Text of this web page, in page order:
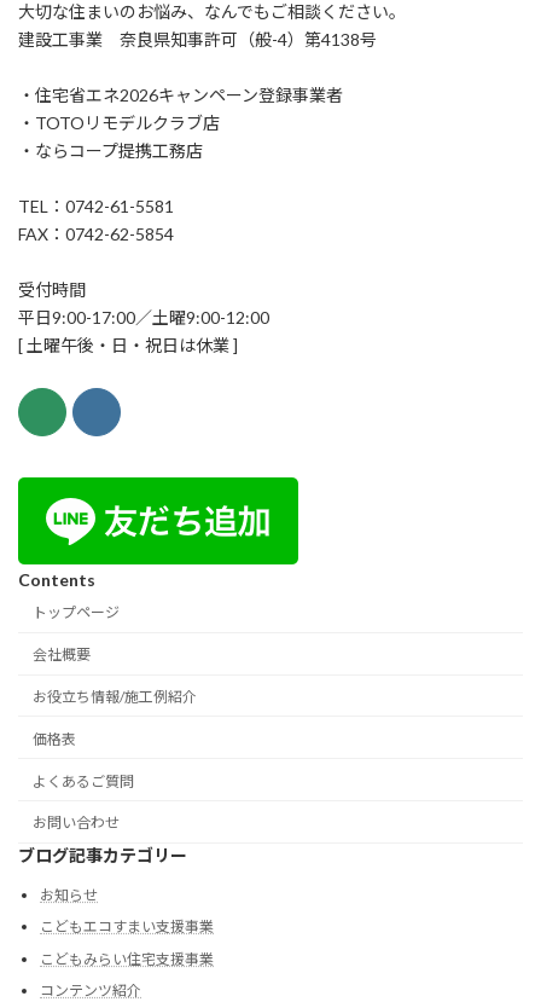
大切な住まいのお悩み、なんでもご相談ください。
建設工事業 奈良県知事許可（般-4）第4138号
・住宅省エネ2026キャンペーン登録事業者
・TOTOリモデルクラブ店
・ならコープ提携工務店
TEL：0742-61-5581
FAX：0742-62-5854
受付時間
平日9:00-17:00／土曜9:00-12:00
[ 土曜午後・日・祝日は休業 ]
Contents
トップページ
会社概要
お役立ち情報/施工例紹介
価格表
よくあるご質問
お問い合わせ
ブログ記事カテゴリー
お知らせ
こどもエコすまい支援事業
こどもみらい住宅支援事業
コンテンツ紹介